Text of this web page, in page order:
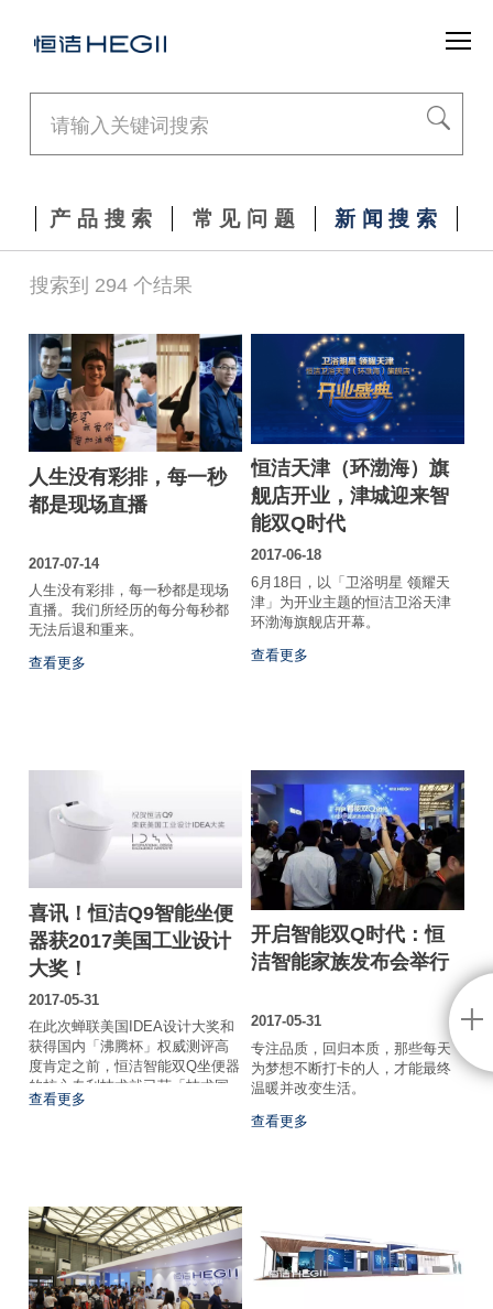
产品搜索 常见问题 新闻搜索
搜索到 294 个结果
人生没有彩排，每一秒
都是现场直播
2017-07-14
人生没有彩排，每一秒都是现场
直播。我们所经历的每分每秒都
无法后退和重来。
查看更多
恒洁天津（环渤海）旗
舰店开业，津城迎来智
能双Q时代
2017-06-18
6月18日，以「卫浴明星 领耀天
津」为开业主题的恒洁卫浴天津
环渤海旗舰店开幕。
查看更多
喜讯！恒洁Q9智能坐便
器获2017美国工业设计
大奖！
2017-05-31
在此次蝉联美国IDEA设计大奖和
获得国内「沸腾杯」权威测评高
度肯定之前，恒洁智能双Q坐便器
的核心专利技术就已获「技术国
际先进」的权威认证。这是恒洁
查看更多
开启智能双Q时代：恒
洁智能家族发布会举行
2017-05-31
专注品质，回归本质，那些每天
为梦想不断打卡的人，才能最终
温暖并改变生活。
查看更多